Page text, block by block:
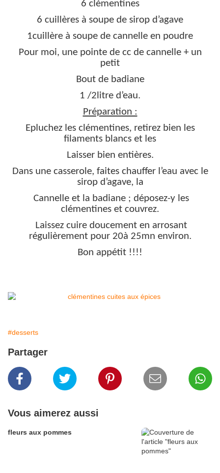
6 clémentines
6 cuillères à soupe de sirop d’agave
1cuillère à soupe de cannelle en poudre
Pour moi, une pointe de cc de cannelle + un
petit
Bout de badiane
1 /2litre d’eau.
Préparation :
Epluchez les clémentines, retirez bien les
filaments blancs et les
Laisser bien entières.
Dans une casserole, faites chauffer l’eau avec le
sirop d’agave, la
Cannelle et la badiane ; déposez-y les
clémentines et couvrez.
Laissez cuire doucement en arrosant
régulièrement pour 20à 25mn environ.
Bon appétit !!!!
#desserts
Partager
Vous aimerez aussi
fleurs aux pommes